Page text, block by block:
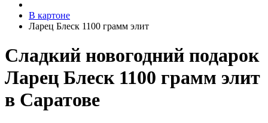
В картоне
Ларец Блеск 1100 грамм элит
Сладкий новогодний подарок
Ларец Блеск 1100 грамм элит
в Саратове